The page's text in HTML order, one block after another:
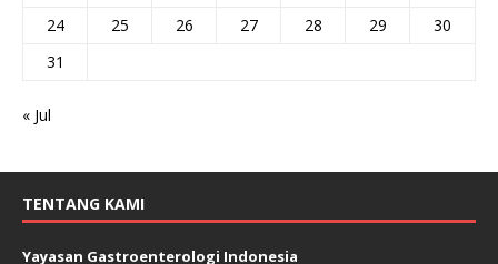
24
25 26 27 28 29
30
31
« Jul
TENTANG KAMI
Yayasan Gastroenterologi Indonesia